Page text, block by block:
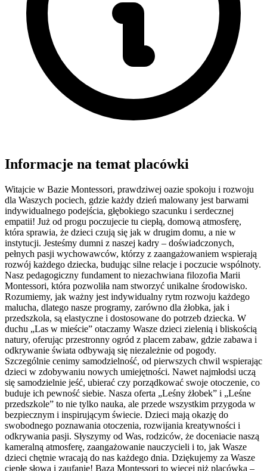
Informacje na temat placówki
Witajcie w Bazie Montessori, prawdziwej oazie spokoju i rozwoju
dla Waszych pociech, gdzie każdy dzień malowany jest barwami
indywidualnego podejścia, głębokiego szacunku i serdecznej
empatii! Już od progu poczujecie tu ciepłą, domową atmosferę,
która sprawia, że dzieci czują się jak w drugim domu, a nie w
instytucji. Jesteśmy dumni z naszej kadry – doświadczonych,
pełnych pasji wychowawców, którzy z zaangażowaniem wspierają
rozwój każdego dziecka, budując silne relacje i poczucie wspólnoty.
Nasz pedagogiczny fundament to niezachwiana filozofia Marii
Montessori, która pozwoliła nam stworzyć unikalne środowisko.
Rozumiemy, jak ważny jest indywidualny rytm rozwoju każdego
malucha, dlatego nasze programy, zarówno dla żłobka, jak i
przedszkola, są elastyczne i dostosowane do potrzeb dziecka. W
duchu „Las w mieście” otaczamy Wasze dzieci zielenią i bliskością
natury, oferując przestronny ogród z placem zabaw, gdzie zabawa i
odkrywanie świata odbywają się niezależnie od pogody.
Szczególnie cenimy samodzielność, od pierwszych chwil wspierając
dzieci w zdobywaniu nowych umiejętności. Nawet najmłodsi uczą
się samodzielnie jeść, ubierać czy porządkować swoje otoczenie, co
buduje ich pewność siebie. Nasza oferta „Leśny żłobek” i „Leśne
przedszkole” to nie tylko nauka, ale przede wszystkim przygoda w
bezpiecznym i inspirującym świecie. Dzieci mają okazję do
swobodnego poznawania otoczenia, rozwijania kreatywności i
odkrywania pasji. Słyszymy od Was, rodziców, że doceniacie naszą
kameralną atmosferę, zaangażowanie nauczycieli i to, jak Wasze
dzieci chętnie wracają do nas każdego dnia. Dziękujemy za Wasze
ciepłe słowa i zaufanie! Baza Montessori to więcej niż placówka –